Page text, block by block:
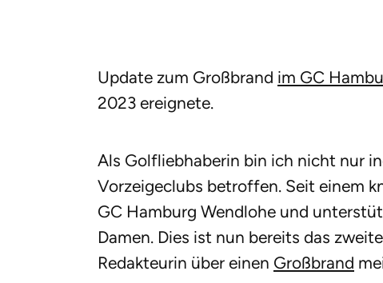
Update zum Großbrand im GC
2023 ereignete.
Als Golfliebhaberin bin ich nicht nur
Vorzeigeclubs betroffen. Seit einem
GC Hamburg Wendlohe und
Damen. Dies ist nun bereits das
Redakteurin über einen Großbrand